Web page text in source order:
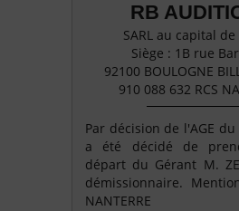
RB
SARL au capital
Siège : 1B rue
92100 BOULOGNE
910 088 632 RCS
Par décision de l'AGE
a été décidé de
départ du Gérant M.
démissionnaire.
NANTERRE